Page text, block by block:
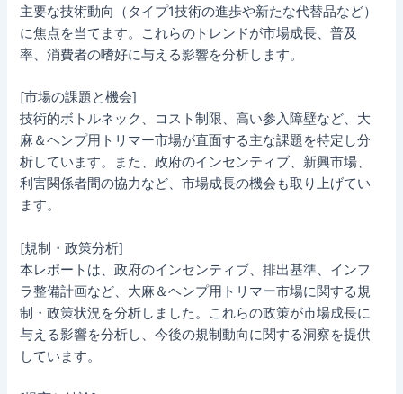
主要な技術動向（タイプ1技術の進歩や新たな代替品など）
に焦点を当てます。これらのトレンドが市場成長、普及
率、消費者の嗜好に与える影響を分析します。
[市場の課題と機会]
技術的ボトルネック、コスト制限、高い参入障壁など、大
麻＆ヘンプ用トリマー市場が直面する主な課題を特定し分
析しています。また、政府のインセンティブ、新興市場、
利害関係者間の協力など、市場成長の機会も取り上げてい
ます。
[規制・政策分析]
本レポートは、政府のインセンティブ、排出基準、インフ
ラ整備計画など、大麻＆ヘンプ用トリマー市場に関する規
制・政策状況を分析しました。これらの政策が市場成長に
与える影響を分析し、今後の規制動向に関する洞察を提供
しています。